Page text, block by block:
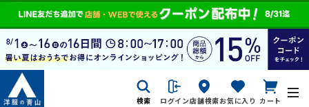
検索 ログイン店舗検索お気に入り カート